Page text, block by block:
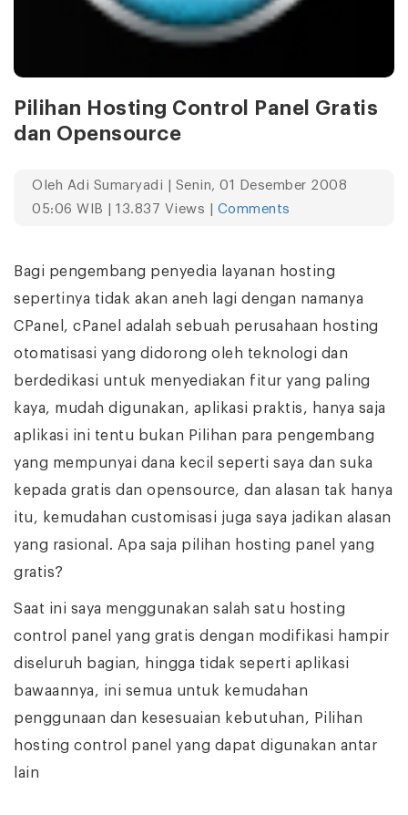
Pilihan Hosting Control Panel Gratis
dan Opensource
Oleh Adi Sumaryadi | Senin, 01 Desember 2008
05:06 WIB | 13.837 Views | Comments
Bagi pengembang penyedia layanan hosting
sepertinya tidak akan aneh lagi dengan namanya
CPanel, cPanel adalah sebuah perusahaan hosting
otomatisasi yang didorong oleh teknologi dan
berdedikasi untuk menyediakan fitur yang paling
kaya, mudah digunakan, aplikasi praktis, hanya saja
aplikasi ini tentu bukan Pilihan para pengembang
yang mempunyai dana kecil seperti saya dan suka
kepada gratis dan opensource, dan alasan tak hanya
itu, kemudahan customisasi juga saya jadikan alasan
yang rasional. Apa saja pilihan hosting panel yang
gratis?
Saat ini saya menggunakan salah satu hosting
control panel yang gratis dengan modifikasi hampir
diseluruh bagian, hingga tidak seperti aplikasi
bawaannya, ini semua untuk kemudahan
penggunaan dan kesesuaian kebutuhan, Pilihan
hosting control panel yang dapat digunakan antar
lain